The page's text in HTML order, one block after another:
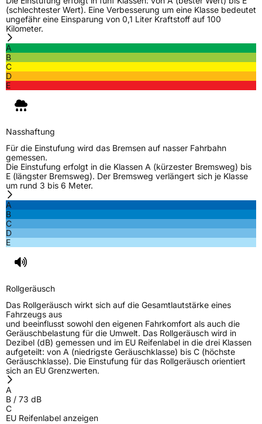
Empfohlen für PorscheN0
EU Label
EffizienzC
NasshaftungB
Rollgeräusch (Klasse)
Fahrzeugklasse
3PMSF / Schneeflockensymbol / Alpine-Symbol
Allgemeine Produktsicherheit (GPSR)
Herstellerkontakt
(schlechtester Wert). Eine Verbesserung um eine Klasse bedeutet
ungefähr eine Einsparung von 0,1 Liter Kraftstoff auf 100
Kilometer.
A
B
C
D
E
Nasshaftung
Für die Einstufung wird das Bremsen auf nasser Fahrbahn
gemessen.
Die Einstufung erfolgt in die Klassen A (kürzester Bremsweg) bis
E (längster Bremsweg). Der Bremsweg verlängert sich je Klasse
um rund 3 bis 6 Meter.
A
B
C
D
E
Rollgeräusch
Das Rollgeräusch wirkt sich auf die Gesamtlautstärke eines
Fahrzeugs aus
und beeinflusst sowohl den eigenen Fahrkomfort als auch die
Geräuschbelastung für die Umwelt. Das Rollgeräusch wird in
Dezibel (dB) gemessen und im EU Reifenlabel in die drei Klassen
aufgeteilt: von A (niedrigste Geräuschklasse) bis C (höchste
Geräuschklasse). Die Einstufung für das Rollgeräusch orientiert
sich an EU Grenzwerten.
A
B / 73 dB
C
EU Reifenlabel anzeigen